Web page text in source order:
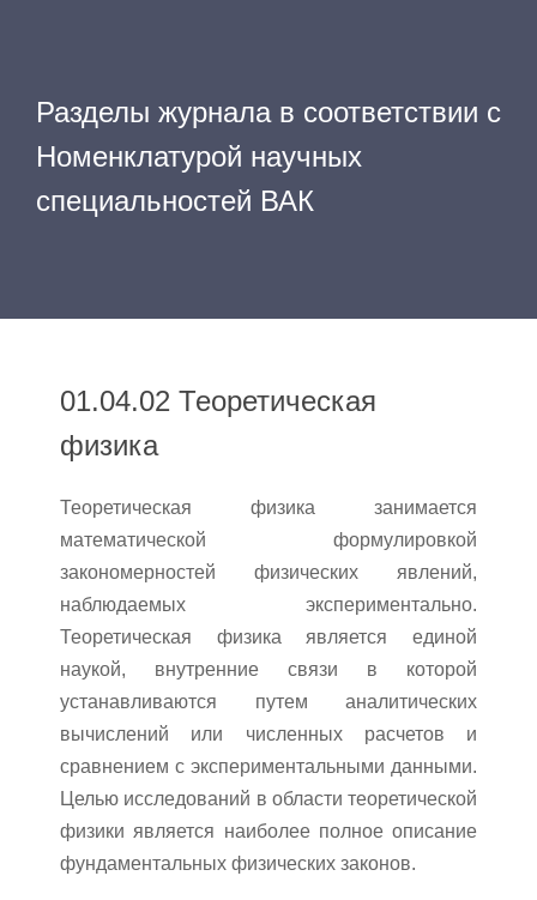
Разделы журнала в соответствии с
Номенклатурой научных
специальностей ВАК
01.04.02 Теоретическая
физика
Теоретическая физика занимается
математической формулировкой
закономерностей физических явлений,
наблюдаемых экспериментально.
Теоретическая физика является единой
наукой, внутренние связи в которой
устанавливаются путем аналитических
вычислений или численных расчетов и
сравнением с экспериментальными данными.
Целью исследований в области теоретической
физики является наиболее полное описание
фундаментальных физических законов.